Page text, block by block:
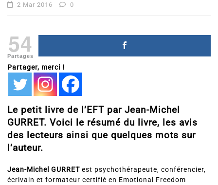
2 Mar 2016 0
54
Partages
Partager, merci !
Le petit livre de l’EFT par Jean-Michel
GURRET. Voici le résumé du livre, les avis
des lecteurs ainsi que quelques mots sur
l’auteur.
Jean-Michel GURRET est psychothérapeute, conférencier,
écrivain et formateur certifié en Emotional Freedom